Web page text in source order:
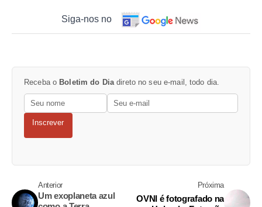
Siga-nos no
Receba o Boletim do Dia direto no seu e-mail, todo dia.
Inscrever
Anterior
Um exoplaneta azul
Próxima
OVNI é fotografado na